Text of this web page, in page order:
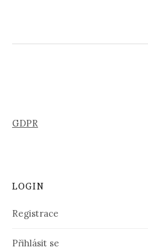
GDPR
LOGIN
Registrace
Přihlásit se